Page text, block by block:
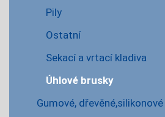
Pily
Ostatní
Sekací a vrtací kladiva
Úhlové brusky
Gumové,